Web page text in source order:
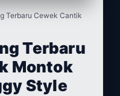
Terbaru Cewek Cantik
Terbaru
Montok
Style